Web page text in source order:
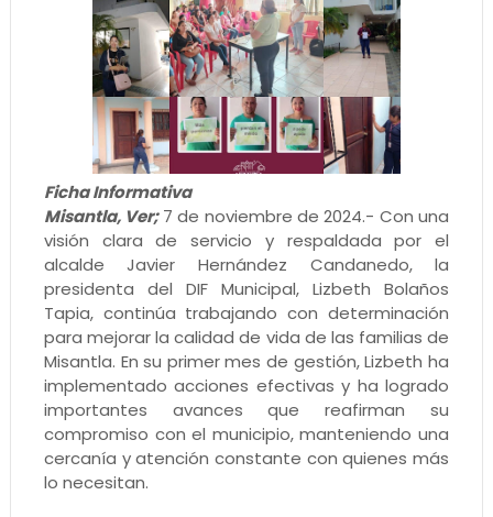
Ficha Informativa
Misantla, Ver;7 de noviembre de 2024.- Con una
visión clara de servicio y respaldada por el
alcalde Javier Hernández Candanedo, la
presidenta del DIF Municipal, Lizbeth Bolaños
Tapia, continúa trabajando con determinación
para mejorar la calidad de vida de las familias de
Misantla. En su primer mes de gestión, Lizbeth ha
implementado acciones efectivas y ha logrado
importantes avances que reafirman su
compromiso con el municipio, manteniendo una
cercanía y atención constante con quienes más
lo necesitan.